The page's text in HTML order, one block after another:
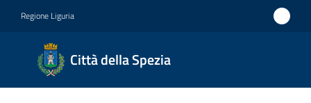
Regione Liguria
Città della Spezia
Città
della